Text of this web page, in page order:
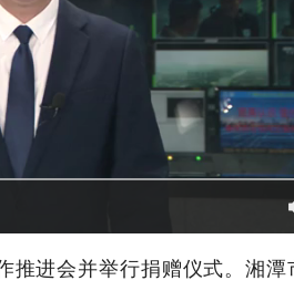
推进会并举行捐赠仪式。湘潭